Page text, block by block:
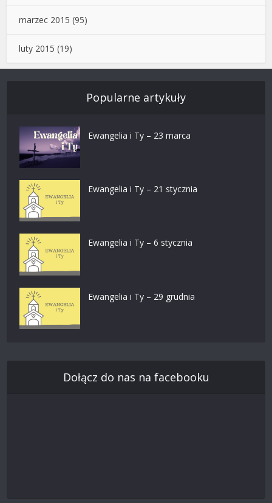
marzec 2015 (95)
luty 2015 (19)
Popularne artykuły
Ewangelia i Ty – 23 marca
Ewangelia i Ty – 21 stycznia
Ewangelia i Ty – 6 stycznia
Ewangelia i Ty – 29 grudnia
Dołącz do nas na facebooku